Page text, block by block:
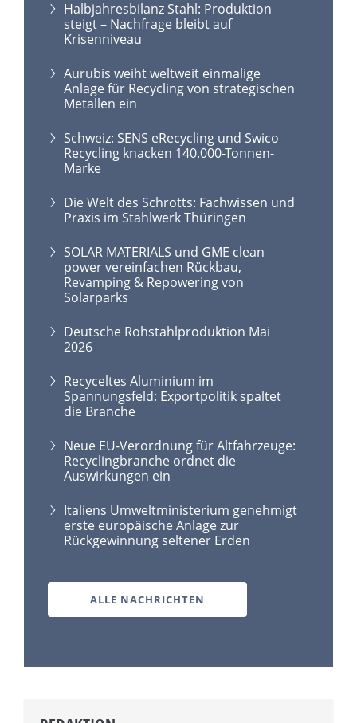
Halbjahresbilanz Stahl: Produktion
steigt – Nachfrage bleibt auf
Krisenniveau
Aurubis weiht weltweit einmalige
Anlage für Recycling von strategischen
Metallen ein
Schweiz: SENS eRecycling und Swico
Recycling knacken 140.000-Tonnen-
Marke
Die Welt des Schrotts: Fachwissen und
Praxis im Stahlwerk Thüringen
SOLAR MATERIALS und GME clean
power vereinfachen Rückbau,
Revamping & Repowering von
Solarparks
Deutsche Rohstahlproduktion Mai
2026
Recyceltes Aluminium im
Spannungsfeld: Exportpolitik spaltet
die Branche
Neue EU-Verordnung für Altfahrzeuge:
Recyclingbranche ordnet die
Auswirkungen ein
Italiens Umweltministerium genehmigt
erste europäische Anlage zur
Rückgewinnung seltener Erden
ALLE NACHRICHTEN